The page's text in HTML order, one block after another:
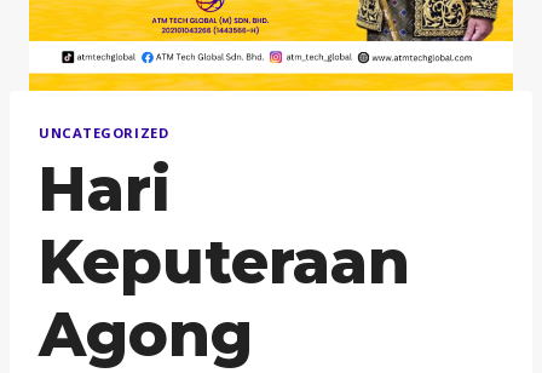
UNCATEGORIZED
Hari
Keputeraan
Agong